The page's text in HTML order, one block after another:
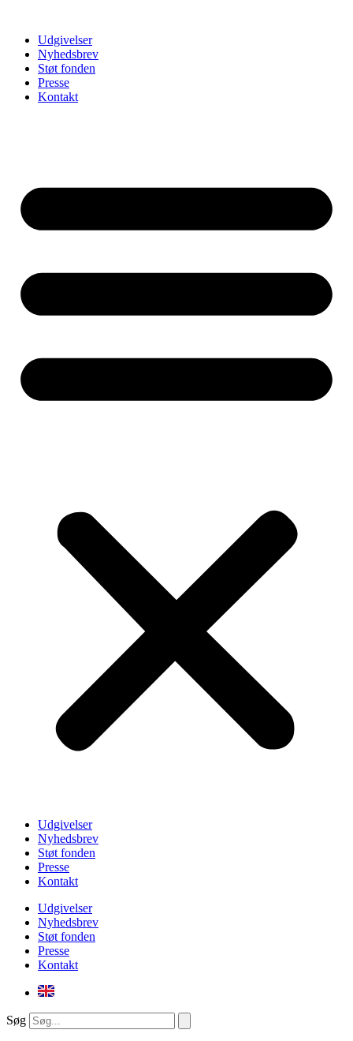
Udgivelser
Nyhedsbrev
Støt fonden
Presse
Kontakt
Udgivelser
Nyhedsbrev
Støt fonden
Presse
Kontakt
Udgivelser
Nyhedsbrev
Støt fonden
Presse
Kontakt
Søg